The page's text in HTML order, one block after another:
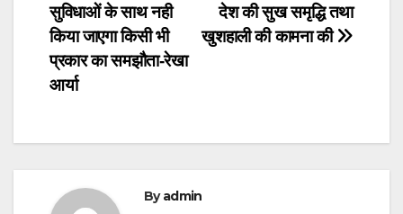
देश की सुख समृद्धि तथा
खुशहाली की कामना की
सुविधाओं के साथ नही
किया जाएगा किसी भी
प्रकार का समझौता-रेखा
आर्या
Byadmin